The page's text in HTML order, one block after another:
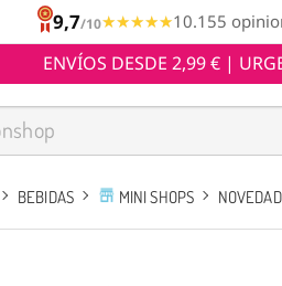
9,7/10★★★★★
★★★★★10.155
ENVÍOS DESDE 2,99 € |
BEBIDAS MINI SHOPS